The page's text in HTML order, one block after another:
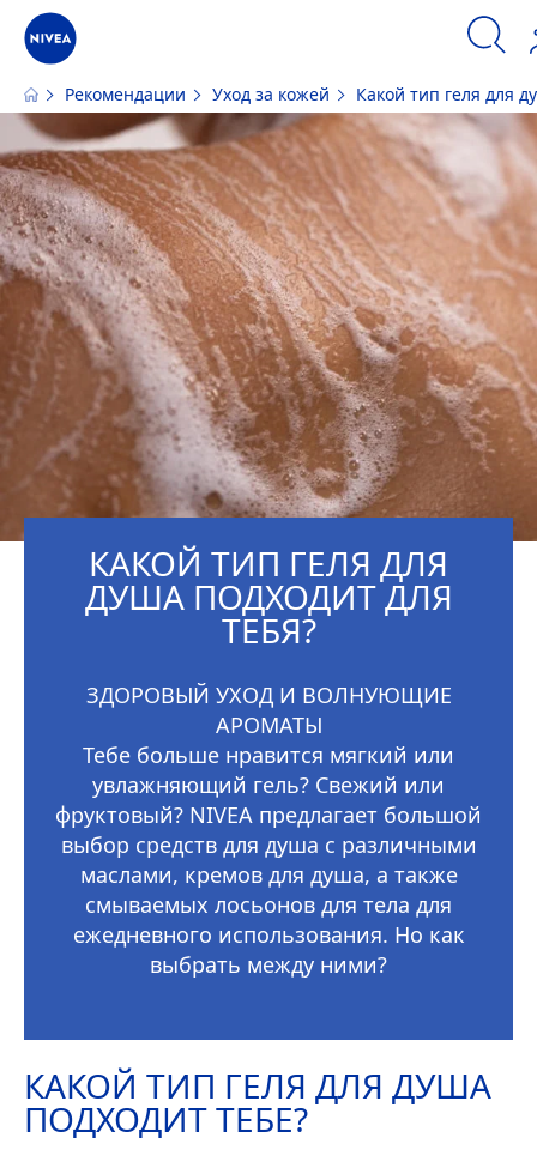
Наш сайт использует файлы cookie. Пожалуйста, ознакомьтесь с
информацией по использованию файлов cookie и аналогичных
ПРИНЯТЬ
ИЗМЕНИТЬ
Рекомендации Уход за кожей Какой тип геля для
КАКОЙ ТИП ГЕЛЯ ДЛЯ
ДУША ПОДХОДИТ ДЛЯ
ТЕБЯ?
ЗДОРОВЫЙ УХОД И ВОЛНУЮЩИЕ
АРОМАТЫ
Тебе больше нравится мягкий или
увлажняющий гель? Свежий или
фруктовый? NIVEA предлагает большой
выбор средств для душа с различными
маслами, кремов для душа, а также
смываемых лосьонов для тела для
ежедневного использования. Но как
выбрать между ними?
КАКОЙ ТИП ГЕЛЯ ДЛЯ ДУША
ПОДХОДИТ ТЕБЕ?